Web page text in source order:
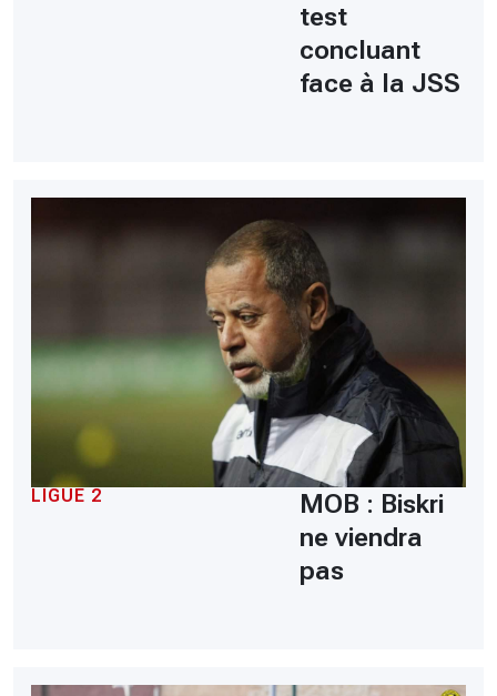
test
concluant
face à la JSS
LIGUE 2
MOB : Biskri
ne viendra
pas